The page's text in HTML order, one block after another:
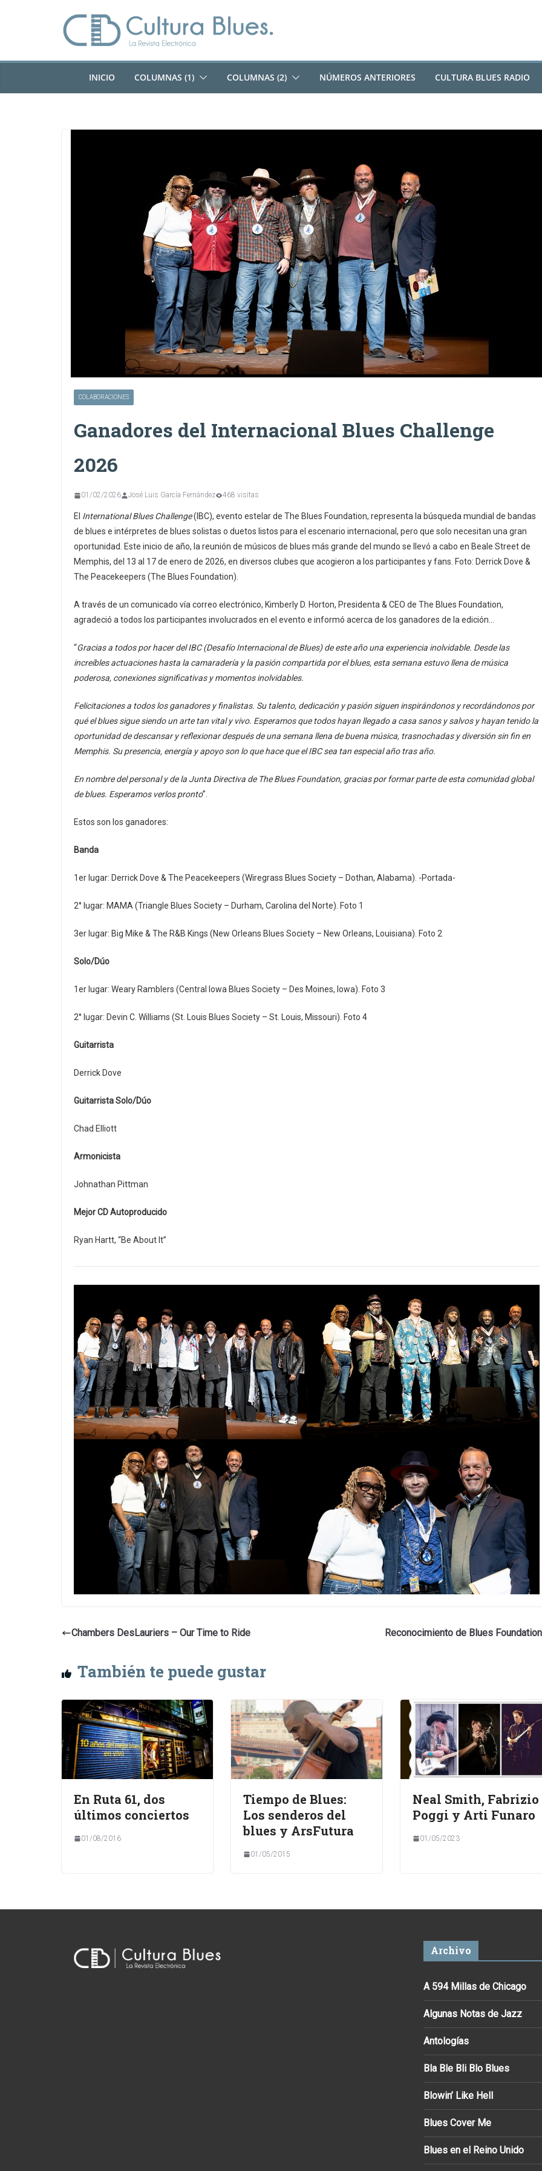
INICIO COLUMNAS (1) COLUMNAS (2) NÚMEROS ANTERIORES CULTURA BLUES RADIO
COLABORACIONES
Ganadores del Internacional Blues Challenge
2026
01/02/2026 José Luis García Fernández 468 visitas
El International Blues Challenge(IBC), evento estelar de The Blues Foundation, representa la búsqueda mundial de bandas
de blues e intérpretes de blues solistas o duetos listos para el escenario internacional, pero que solo necesitan una gran
oportunidad. Este inicio de año, la reunión de músicos de blues más grande del mundo se llevó a cabo en Beale Street de
Memphis, del 13 al 17 de enero de 2026, en diversos clubes que acogieron a los participantes y fans. Foto: Derrick Dove &
The Peacekeepers (The Blues Foundation).
A través de un comunicado vía correo electrónico, Kimberly D. Horton, Presidenta & CEO de The Blues Foundation,
agradeció a todos los participantes involucrados en el evento e informó acerca de los ganadores de la edición…
“Gracias a todos por hacer del IBC (Desafío Internacional de Blues) de este año una experiencia inolvidable. Desde las
increíbles actuaciones hasta la camaradería y la pasión compartida por el blues, esta semana estuvo llena de música
poderosa, conexiones significativas y momentos inolvidables.
Felicitaciones a todos los ganadores y finalistas. Su talento, dedicación y pasión siguen inspirándonos y recordándonos por
qué el blues sigue siendo un arte tan vital y vivo. Esperamos que todos hayan llegado a casa sanos y salvos y hayan tenido la
oportunidad de descansar y reflexionar después de una semana llena de buena música, trasnochadas y diversión sin fin en
Memphis. Su presencia, energía y apoyo son lo que hace que el IBC sea tan especial año tras año.
En nombre del personal y de la Junta Directiva de The Blues Foundation, gracias por formar parte de esta comunidad global
de blues. Esperamos verlos pronto”.
Estos son los ganadores:
Banda
1er lugar: Derrick Dove & The Peacekeepers (Wiregrass Blues Society – Dothan, Alabama). -Portada-
2° lugar: MAMA (Triangle Blues Society – Durham, Carolina del Norte). Foto 1
3er lugar: Big Mike & The R&B Kings (New Orleans Blues Society – New Orleans, Louisiana). Foto 2
Solo/Dúo
1er lugar: Weary Ramblers (Central Iowa Blues Society – Des Moines, Iowa). Foto 3
2° lugar: Devin C. Williams (St. Louis Blues Society – St. Louis, Missouri). Foto 4
Guitarrista
Derrick Dove
Guitarrista Solo/Dúo
Chad Elliott
Armonicista
Johnathan Pittman
Mejor CD Autoproducido
Ryan Hartt, “Be About It”
Chambers DesLauriers – Our Time to Ride Reconocimiento de Blues Foundation
También te puede gustar
En Ruta 61, dos
últimos conciertos
01/08/2016
Tiempo de Blues:
Los senderos del
blues y ArsFutura
01/05/2015
Neal Smith, Fabrizio
Poggi y Arti Funaro
01/05/2023
Archivo
A 594 Millas de Chicago
Algunas Notas de Jazz
Antologías
Bla Ble Bli Blo Blues
Blowin’ Like Hell
Blues Cover Me
Blues en el Reino Unido